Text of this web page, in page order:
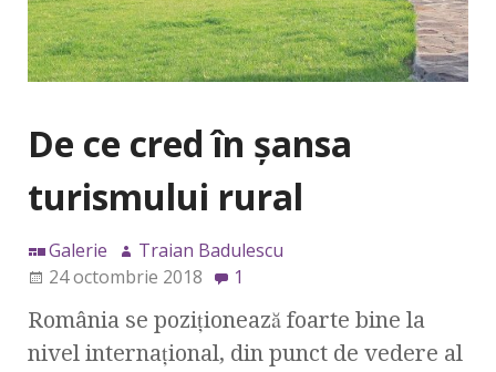
De ce cred în șansa
turismului rural
Galerie
Traian Badulescu
24 octombrie 2018
1
România se poziţionează foarte bine la
nivel internaţional, din punct de vedere al